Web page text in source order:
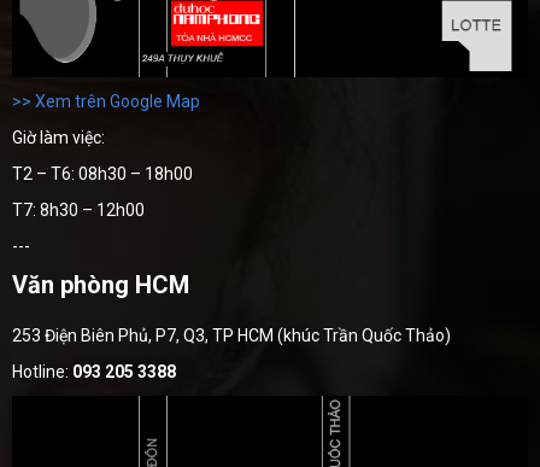
>> Xem trên Google Map
Giờ làm việc:
T2 – T6: 08h30 – 18h00
T7: 8h30 – 12h00
---
Văn phòng HCM
253 Điện Biên Phủ, P7, Q3, TP HCM (khúc Trần Quốc Thảo)
Hotline: 093 205 3388